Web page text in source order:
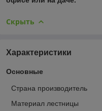
Скрыть
Характеристики
Основные
Страна производитель
Материал лестницы